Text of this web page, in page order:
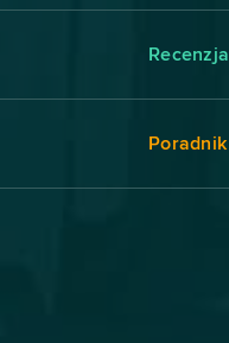
Recenzja
Poradnik